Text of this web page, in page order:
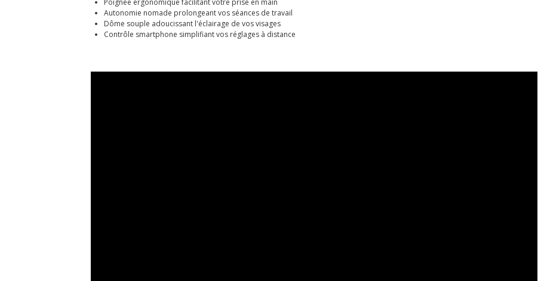
Autonomie nomade prolongeant vos séances de travail
Dôme souple adoucissant l'éclairage de vos visages
Contrôle smartphone simplifiant vos réglages à distance